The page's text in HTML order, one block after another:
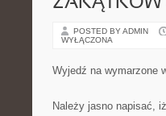
POSTED BY ADMIN
WYŁĄCZONA
Wyjedź na wymarzone
Należy jasno napisać,